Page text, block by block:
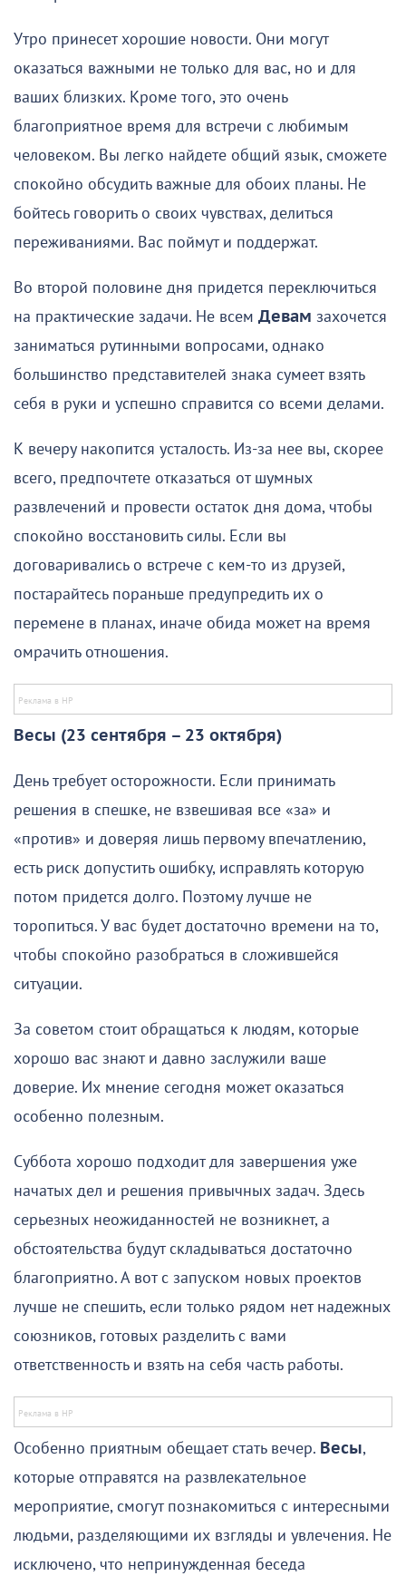
Утро принесет хорошие новости. Они могут
оказаться важными не только для вас, но и для
ваших близких. Кроме того, это очень
благоприятное время для встречи с любимым
человеком. Вы легко найдете общий язык, сможете
спокойно обсудить важные для обоих планы. Не
бойтесь говорить о своих чувствах, делиться
переживаниями. Вас поймут и поддержат.
Во второй половине дня придется переключиться
на практические задачи. Не всем Девам захочется
заниматься рутинными вопросами, однако
большинство представителей знака сумеет взять
себя в руки и успешно справится со всеми делами.
К вечеру накопится усталость. Из-за нее вы, скорее
всего, предпочтете отказаться от шумных
развлечений и провести остаток дня дома, чтобы
спокойно восстановить силы. Если вы
договаривались о встрече с кем-то из друзей,
постарайтесь пораньше предупредить их о
перемене в планах, иначе обида может на время
омрачить отношения.
Весы (23 сентября – 23 октября)
День требует осторожности. Если принимать
решения в спешке, не взвешивая все «за» и
«против» и доверяя лишь первому впечатлению,
есть риск допустить ошибку, исправлять которую
потом придется долго. Поэтому лучше не
торопиться. У вас будет достаточно времени на то,
чтобы спокойно разобраться в сложившейся
ситуации.
За советом стоит обращаться к людям, которые
хорошо вас знают и давно заслужили ваше
доверие. Их мнение сегодня может оказаться
особенно полезным.
Суббота хорошо подходит для завершения уже
начатых дел и решения привычных задач. Здесь
серьезных неожиданностей не возникнет, а
обстоятельства будут складываться достаточно
благоприятно. А вот с запуском новых проектов
лучше не спешить, если только рядом нет надежных
союзников, готовых разделить с вами
ответственность и взять на себя часть работы.
Особенно приятным обещает стать вечер. Весы,
которые отправятся на развлекательное
мероприятие, смогут познакомиться с интересными
людьми, разделяющими их взгляды и увлечения. Не
исключено, что непринужденная беседа